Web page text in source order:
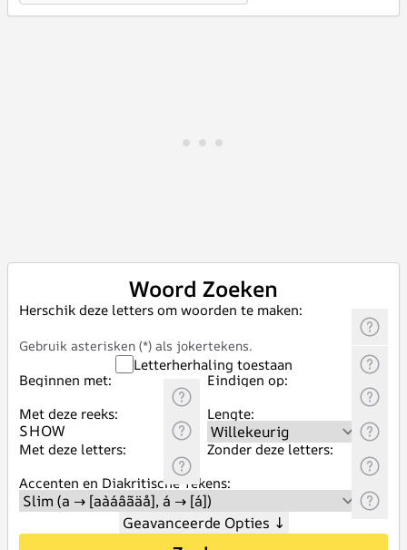
Woord Zoeken
Herschik deze letters om woorden te maken:
Gebruik asterisken (*) als jokertekens.
Letterherhaling toestaan
Beginnen met:
Eindigen op:
Met deze reeks:
Lengte:
Met deze letters:
Zonder deze letters:
Accenten en Diakritische Tekens:
Geavanceerde Opties ↓